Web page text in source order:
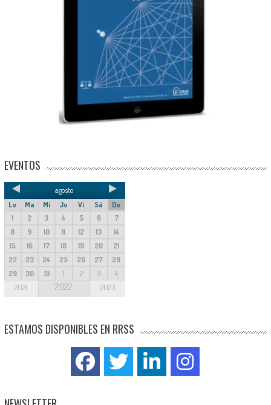
EVENTOS
agosto
Lu Ma Mi Ju Vi Sá
Do
1
2 3 4 5 6
7
8
9 10 11 12 13
14
15
16 17 18 19 20
21
22
23 24 25 26 27
28
29
30 31 1 2 3 4
2021 2022 2023
ESTAMOS DISPONIBLES EN RRSS